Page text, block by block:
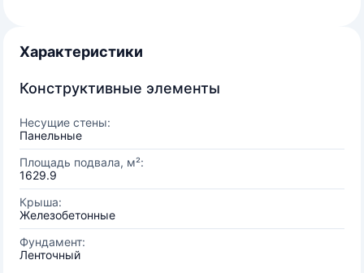
Характеристики
Конструктивные элементы
Несущие стены:
Панельные
Площадь подвала, м²:
1629.9
Крыша:
Железобетонные
Фундамент:
Ленточный